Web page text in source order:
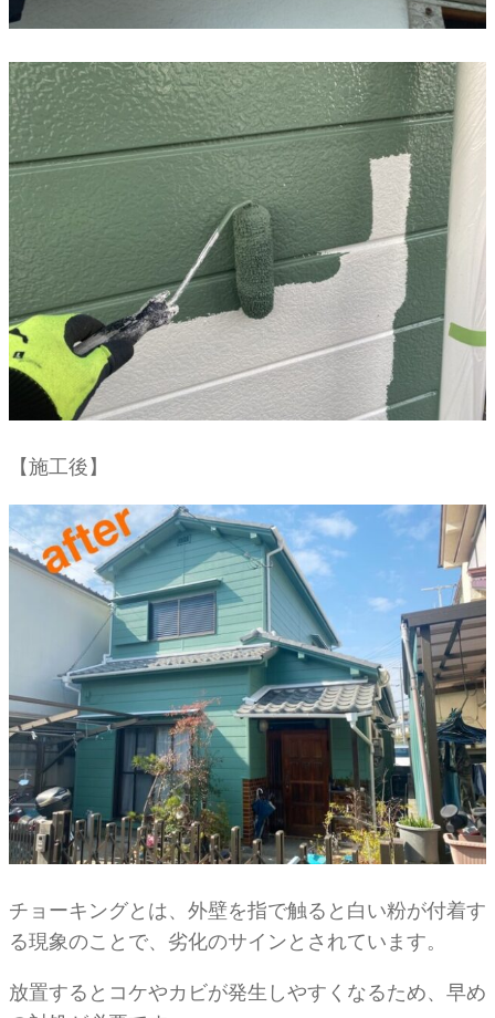
【施工後】
チョーキングとは、外壁を指で触ると白い粉が付着す
る現象のことで、劣化のサインとされています。
放置するとコケやカビが発生しやすくなるため、早め